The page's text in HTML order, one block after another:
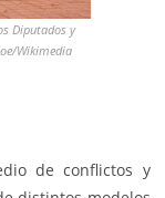
Diputados y
Wikimedia
de conflictos y